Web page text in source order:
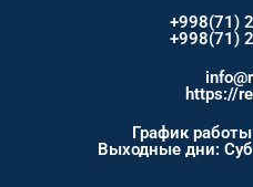
+998(71)
+998(71)
https://
График
Выходные дни: